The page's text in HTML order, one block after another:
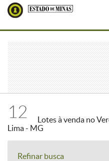
12
Lotes à venda no
Lima - MG
Refinar busca